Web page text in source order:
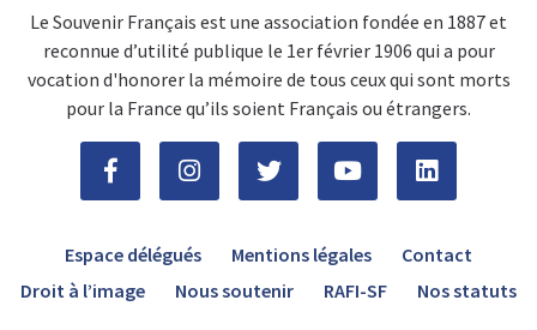
Le Souvenir Français est une association fondée en 1887 et
reconnue d’utilité publique le 1er février 1906 qui a pour
vocation d'honorer la mémoire de tous ceux qui sont morts
pour la France qu’ils soient Français ou étrangers.
Espace délégués Mentions légales
Contact
Droit à l’image
Nous soutenir RAFI-SF Nos statuts